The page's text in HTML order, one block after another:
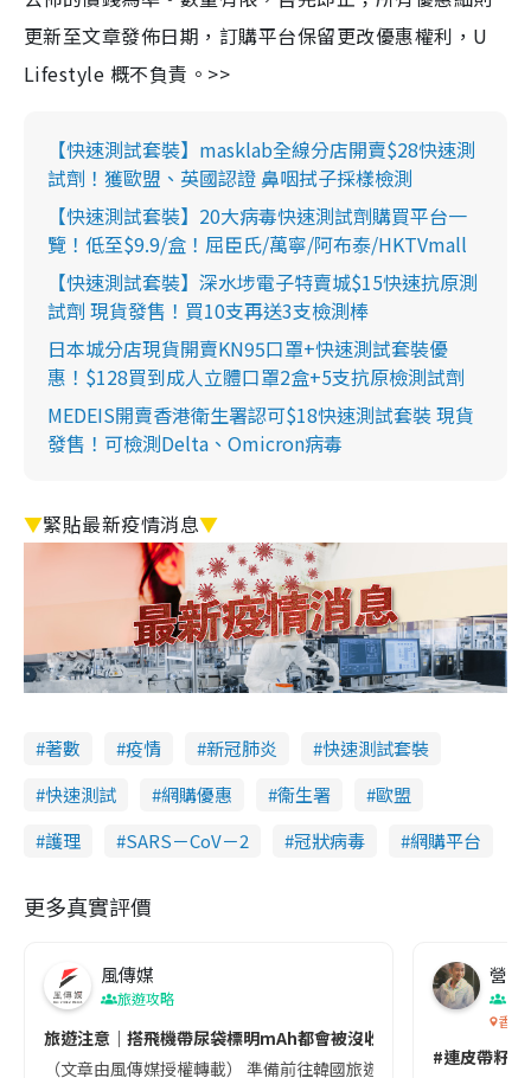
更新至文章發佈日期，訂購平台保留更改優惠權利，U
Lifestyle 概不負責。>>
【快速測試套裝】masklab全線分店開賣$28快速測
試劑！獲歐盟、英國認證 鼻咽拭子採樣檢測
【快速測試套裝】20大病毒快速測試劑購買平台一
覽！低至$9.9/盒！屈臣氏/萬寧/阿布泰/HKTVmall
【快速測試套裝】深水埗電子特賣城$15快速抗原測
試劑 現貨發售！買10支再送3支檢測棒
日本城分店現貨開賣KN95口罩+快速測試套裝優
惠！$128買到成人立體口罩2盒+5支抗原檢測試劑
MEDEIS開賣香港衛生署認可$18快速測試套裝 現貨
發售！可檢測Delta、Omicron病毒
▼緊貼最新疫情消息▼
著數 疫情 新冠肺炎
快速測試套裝
快速測試
網購優惠 衞生署
歐盟
護理
SARS－CoV－2 冠狀病毒 網購平台
更多真實評價
風傳媒
旅遊攻略
旅遊注意｜搭飛機帶尿袋標明mAh都會被沒收😱出發前切記檢查
（文章由風傳媒授權轉載） 準備前往韓國旅遊的民眾，近期要
營養
香港
#連皮帶籽